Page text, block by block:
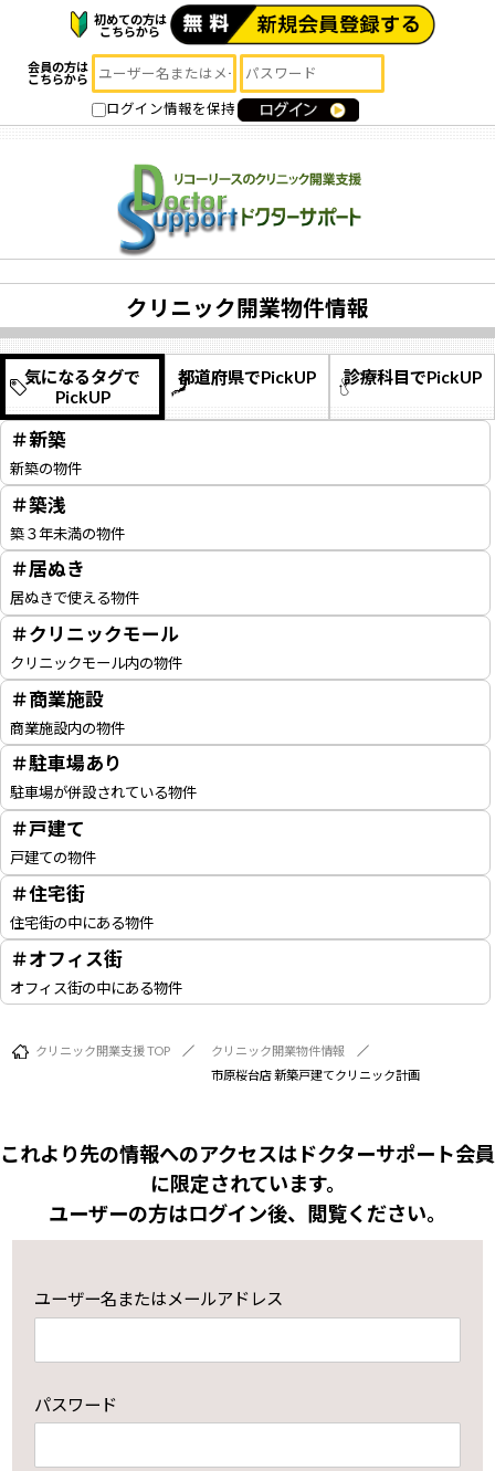
初めての方は
こちらから
会員の方は
こちらから
ログイン情報を保持
クリニック開業物件情報
気になるタグで
PickUP
都道府県でPickUP 診療科目でPickUP
＃新築
新築の物件
＃築浅
築３年未満の物件
＃居ぬき
居ぬきで使える物件
＃クリニックモール
クリニックモール内の物件
＃商業施設
商業施設内の物件
＃駐車場あり
駐車場が併設されている物件
＃戸建て
戸建ての物件
＃住宅街
住宅街の中にある物件
＃オフィス街
オフィス街の中にある物件
クリニック開業支援 TOP
クリニック開業物件情報
市原桜台店 新築戸建てクリニック計画
これより先の情報へのアクセスはドクターサポート会員
に限定されています。
ユーザーの方はログイン後、閲覧ください。
ユーザー名またはメールアドレス
パスワード